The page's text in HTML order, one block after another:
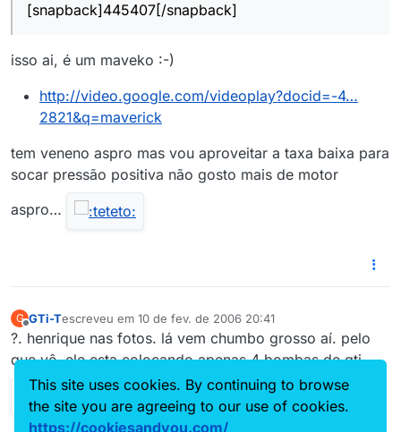
[snapback]445407[/snapback]
isso ai, é um maveko :-)
http://video.google.com/videoplay?docid=-4…
2821&q=maverick
tem veneno aspro mas vou aproveitar a taxa baixa para
socar pressão positiva não gosto mais de motor
aspro…
G
Offline
GTi-Tescreveu em 10 de fev. de 2006 20:41
última edição por
?. henrique nas fotos. lá vem chumbo grosso aí. pelo
que vê, ele esta colocando apenas 4 bombas de gti.
This site uses cookies. By continuing to browse
the site you are agreeing to our use of cookies.
https://cookiesandyou.com/